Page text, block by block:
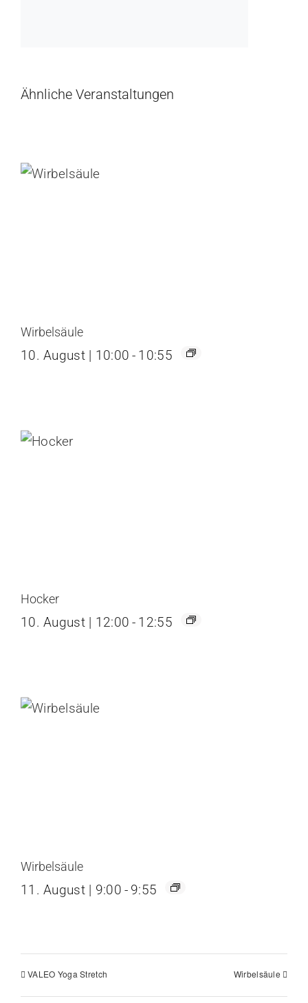
Ähnliche Veranstaltungen
Wirbelsäule
10. August | 10:00 - 10:55
Hocker
10. August | 12:00 - 12:55
Wirbelsäule
11. August | 9:00 - 9:55
VALEO Yoga Stretch Wirbelsäule